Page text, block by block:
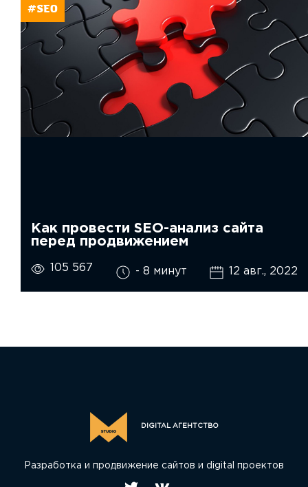
#SEO
Как провести SEO-анализ сайта
перед продвижением
105 567 - 8 минут 12 авг., 2022
DIGITAL АГЕНТСТВО
Разработка и продвижение сайтов и digital проектов